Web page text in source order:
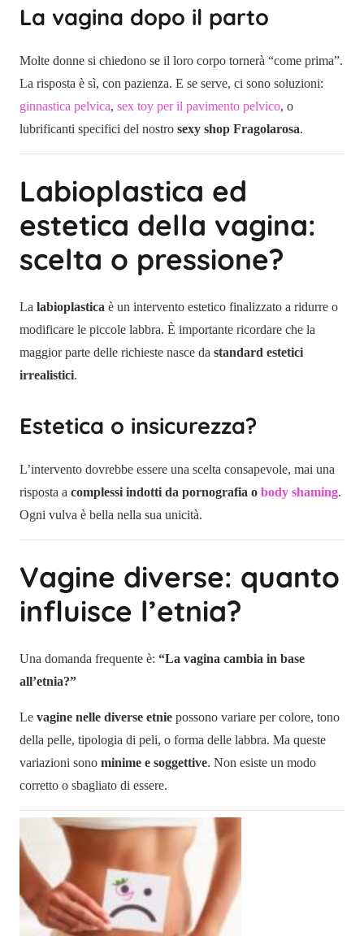
La vagina dopo il parto
Molte donne si chiedono se il loro corpo tornerà “come prima”.
La risposta è sì, con pazienza. E se serve, ci sono soluzioni:
ginnastica pelvica, sex toy per il pavimento pelvico, o
lubrificanti specifici del nostro sexy shop Fragolarosa.
Labioplastica ed
estetica della vagina:
scelta o pressione?
La labioplastica è un intervento estetico finalizzato a ridurre o
modificare le piccole labbra. È importante ricordare che la
maggior parte delle richieste nasce da standard estetici
irrealistici.
Estetica o insicurezza?
L’intervento dovrebbe essere una scelta consapevole, mai una
risposta a complessi indotti da pornografia o body shaming.
Ogni vulva è bella nella sua unicità.
Vagine diverse: quanto
influisce l’etnia?
Una domanda frequente è: “La vagina cambia in base
all’etnia?”
Le vagine nelle diverse etnie possono variare per colore, tono
della pelle, tipologia di peli, o forma delle labbra. Ma queste
variazioni sono minime e soggettive. Non esiste un modo
corretto o sbagliato di essere.